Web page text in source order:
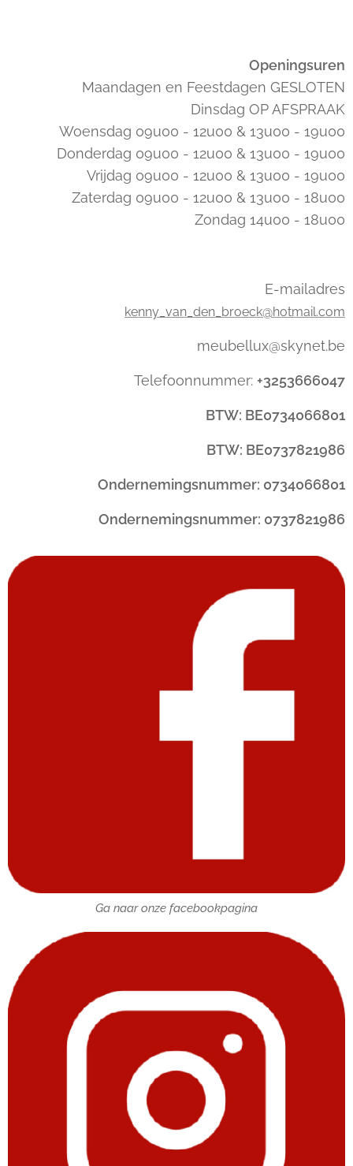
Openingsuren
Maandagen en Feestdagen GESLOTEN
Dinsdag OP AFSPRAAK
Woensdag 09u00 - 12u00 & 13u00 - 19u00
Donderdag 09u00 - 12u00 & 13u00 - 19u00
Vrijdag 09u00 - 12u00 & 13u00 - 19u00
Zaterdag 09u00 - 12u00 & 13u00 - 18u00
Zondag 14u00 - 18u00
E-mailadres
kenny_van_den_broeck@hotmail.com
meubellux@skynet.be
Telefoonnummer: +3253666047
BTW: BE0734066801
BTW: BE0737821986
Ondernemingsnummer: 0734066801
Ondernemingsnummer: 0737821986
Ga naar onze facebookpagina